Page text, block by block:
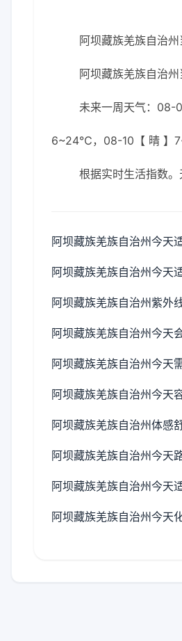
阿坝藏族羌族自治州
阿坝藏族羌族自治
未来一周天气：
6~24℃，08-10【 晴 】
根据实时生活指数。
阿坝藏族羌族自治州今天
阿坝藏族羌族自治州今天
阿坝藏族羌族自治州紫外
阿坝藏族羌族自治州今天
阿坝藏族羌族自治州今天
阿坝藏族羌族自治州今天
阿坝藏族羌族自治州体感
阿坝藏族羌族自治州今天
阿坝藏族羌族自治州今天
阿坝藏族羌族自治州今天